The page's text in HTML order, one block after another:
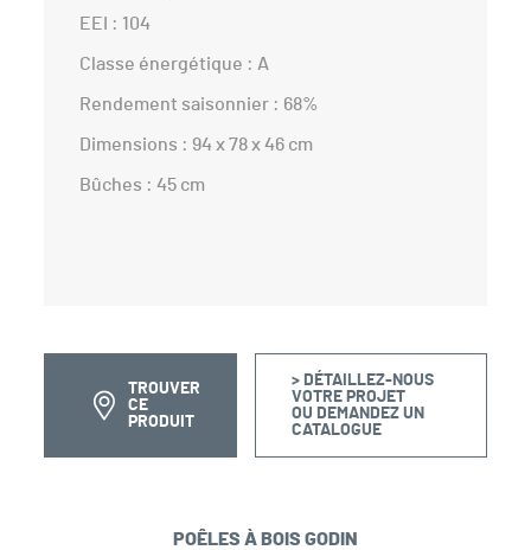
EEI : 104
Classe énergétique : A
Rendement saisonnier : 68%
Dimensions : 94 x 78 x 46 cm
Bûches : 45 cm
TROUVER
CE
PRODUIT
> DÉTAILLEZ-NOUS
VOTRE PROJET
OU DEMANDEZ UN
CATALOGUE
POÊLES À BOIS GODIN